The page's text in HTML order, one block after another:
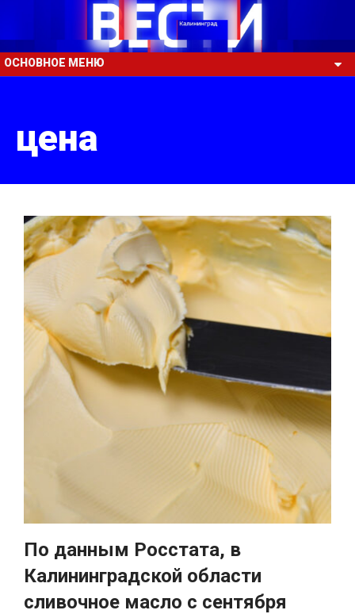
ОСНОВНОЕ МЕНЮ
цена
По данным Росстата, в
Калининградской области
сливочное масло с сентября